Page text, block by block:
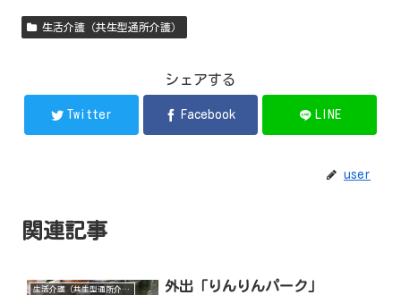
生活介護（共生型通所介護）
シェアする
Twitter Facebook LINE
user
関連記事
生活介護（共生型通所介護） 外出「りんりんパーク」